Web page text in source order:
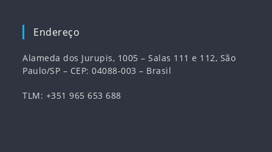
Endereço
Alameda dos Jurupis, 1005 – Salas 111 e 112, São
Paulo/SP – CEP: 04088-003 – Brasil
TLM: +351 965 653 688